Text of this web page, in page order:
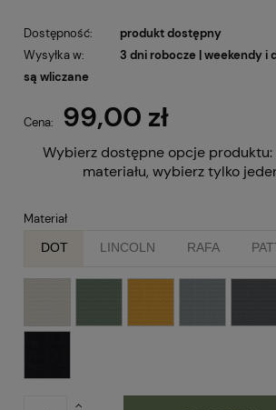
Dostępność:
produkt dostępny
Wysyłka w:
3 dni robocze | weekendy i
są wliczane
Cena: 99,00 zł
Wybierz dostępne opcje produktu:
materiału, wybierz tylko
Materiał
DOT LINCOLN RAFA